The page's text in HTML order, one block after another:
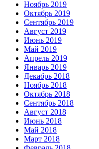
Ноябрь 2019
Октябрь 2019
Сентябрь 2019
Август 2019
Июнь 2019
Май 2019
Апрель 2019
Январь 2019
Декабрь 2018
Ноябрь 2018
Октябрь 2018
Сентябрь 2018
Август 2018
Июнь 2018
Май 2018
Март 2018